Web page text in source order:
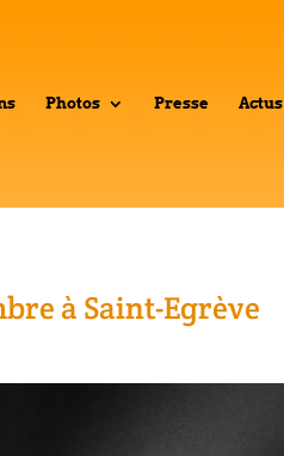
Photos Presse Actus
à Saint-Egrève